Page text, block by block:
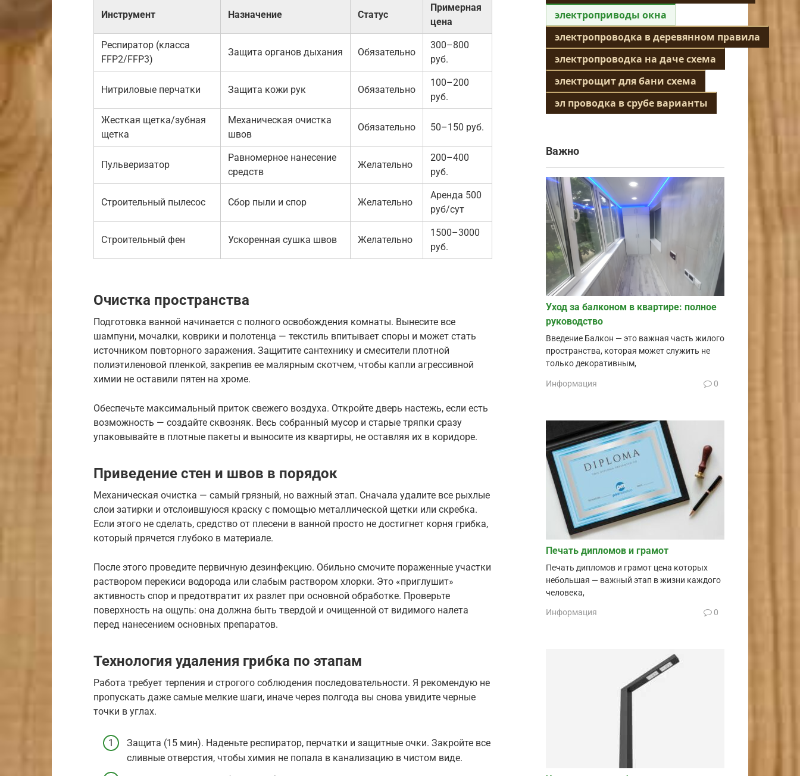
Инструмент Назначение Статус
Примерная
цена
Респиратор (класса
FFP2/FFP3)
Защита органов дыхания Обязательно
300–800
руб.
Нитриловые перчатки Защита кожи рук Обязательно
100–200
руб.
Жесткая щетка/зубная
щетка
Механическая очистка
швов
Обязательно 50–150 руб.
Пульверизатор
Равномерное нанесение
средств
Желательно
200–400
руб.
Строительный пылесос Сбор пыли и спор Желательно
Аренда 500
руб/сут
Строительный фен Ускоренная сушка швов Желательно
1500–3000
руб.
Очистка пространства
Подготовка ванной начинается с полного освобождения комнаты. Вынесите все
шампуни, мочалки, коврики и полотенца — текстиль впитывает споры и может стать
источником повторного заражения. Защитите сантехнику и смесители плотной
полиэтиленовой пленкой, закрепив ее малярным скотчем, чтобы капли агрессивной
химии не оставили пятен на хроме.
Обеспечьте максимальный приток свежего воздуха. Откройте дверь настежь, если есть
возможность — создайте сквозняк. Весь собранный мусор и старые тряпки сразу
упаковывайте в плотные пакеты и выносите из квартиры, не оставляя их в коридоре.
Приведение стен и швов в порядок
Механическая очистка — самый грязный, но важный этап. Сначала удалите все рыхлые
слои затирки и отслоившуюся краску с помощью металлической щетки или скребка.
Если этого не сделать, средство от плесени в ванной просто не достигнет корня грибка,
который прячется глубоко в материале.
После этого проведите первичную дезинфекцию. Обильно смочите пораженные участки
раствором перекиси водорода или слабым раствором хлорки. Это «приглушит»
активность спор и предотвратит их разлет при основной обработке. Проверьте
поверхность на ощупь: она должна быть твердой и очищенной от видимого налета
перед нанесением основных препаратов.
Технология удаления грибка по этапам
Работа требует терпения и строгого соблюдения последовательности. Я рекомендую не
пропускать даже самые мелкие шаги, иначе через полгода вы снова увидите черные
точки в углах.
Защита (15 мин). Наденьте респиратор, перчатки и защитные очки. Закройте все
сливные отверстия, чтобы химия не попала в канализацию в чистом виде.
электроприводы окна
электропроводка в деревянном правила
электропроводка на даче схема
электрощит для бани схема
эл проводка в срубе варианты
Важно
Уход за балконом в квартире: полное
руководство
Введение Балкон — это важная часть жилого
пространства, которая может служить не
только декоративным,
Информация 0
Печать дипломов и грамот
Печать дипломов и грамот цена которых
небольшая — важный этап в жизни каждого
человека,
Информация 0